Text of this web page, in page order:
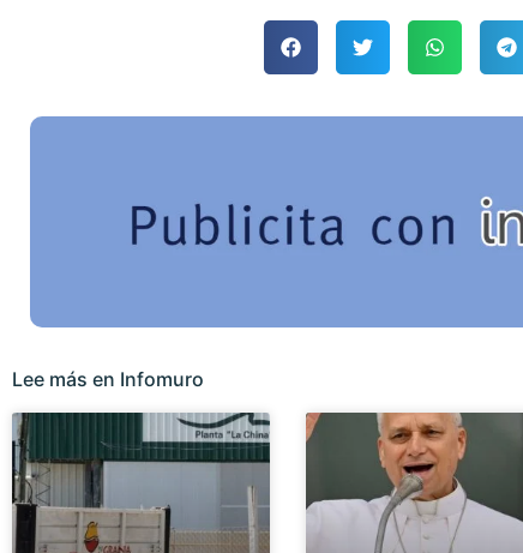
Lee más en Infomuro